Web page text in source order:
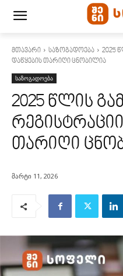
მთავარი საზოგადოება
2025
დაწყების თარიღი ცნობილია
საზოგადოება
2025 წლის
თარიღი
მარტი 11, 2026